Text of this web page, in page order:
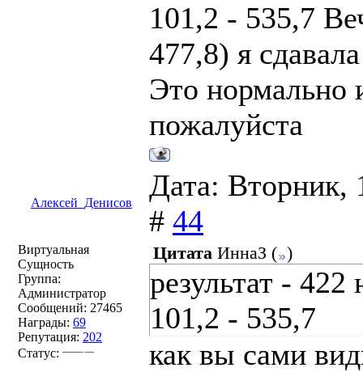
101,2 - 535,7
477,8) я
Это нормально
пожалуйста
Алексей_Денисов
Дата: Вторник,
# 44
Виртуальная
Сущность
Группа:
Администратор
Сообщений: 27465
Награды: 69
Репутация: 202
Статус:
Цитата ИннаЗ ( )
результат -
101,2 - 535,7
как вы сами